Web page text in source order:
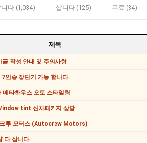
니다 (1,034) 삽니다 (125) 무료 (34)
제목
글 작성 안내 및 주의사항
인승 장단기 가능 합니다.
메타하우스 오토 스타일링
tint 신차패키지 상담
크루 모터스 (Autocrew Motors)
다 삽니다.